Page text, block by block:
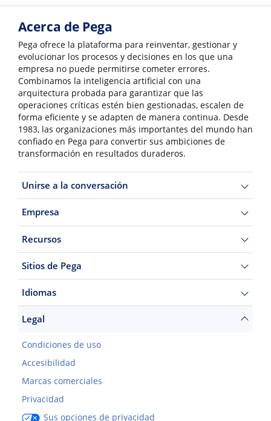
Acerca de Pega
Pega ofrece la plataforma para reinventar, gestionar y
evolucionar los procesos y decisiones en los que una
empresa no puede permitirse cometer errores.
Combinamos la inteligencia artificial con una
arquitectura probada para garantizar que las
operaciones críticas estén bien gestionadas, escalen de
forma eficiente y se adapten de manera continua. Desde
1983, las organizaciones más importantes del mundo han
confiado en Pega para convertir sus ambiciones de
transformación en resultados duraderos.
Unirse a la conversación
Empresa
Recursos
Sitios de Pega
Idiomas
Legal
Condiciones de uso
Accesibilidad
Marcas comerciales
Privacidad
Sus opciones de privacidad